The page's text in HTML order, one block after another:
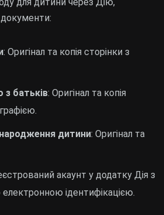
документи:
: Оригінал та копія сторінки з
з батьків: Оригінал та копія
дитини: Оригінал та
акаунт у додатку Дія з
ідентифікацією.